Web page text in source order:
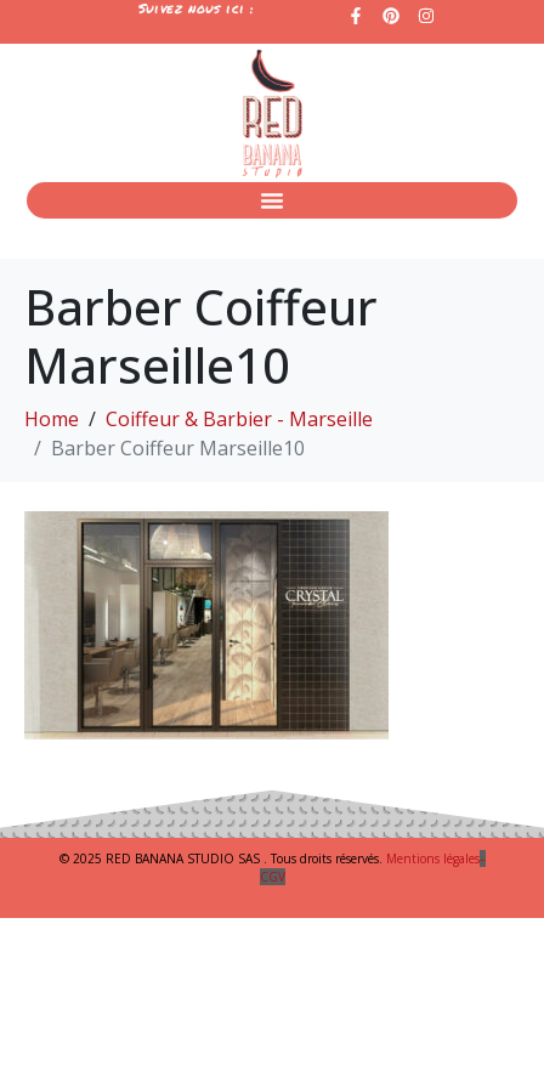
Suivez nous ici :
Barber Coiffeur
Marseille10
Home
Coiffeur & Barbier - Marseille
Barber Coiffeur Marseille10
© 2025 RED BANANA STUDIO SAS . Tous droits réservés. Mentions légales–
CGV